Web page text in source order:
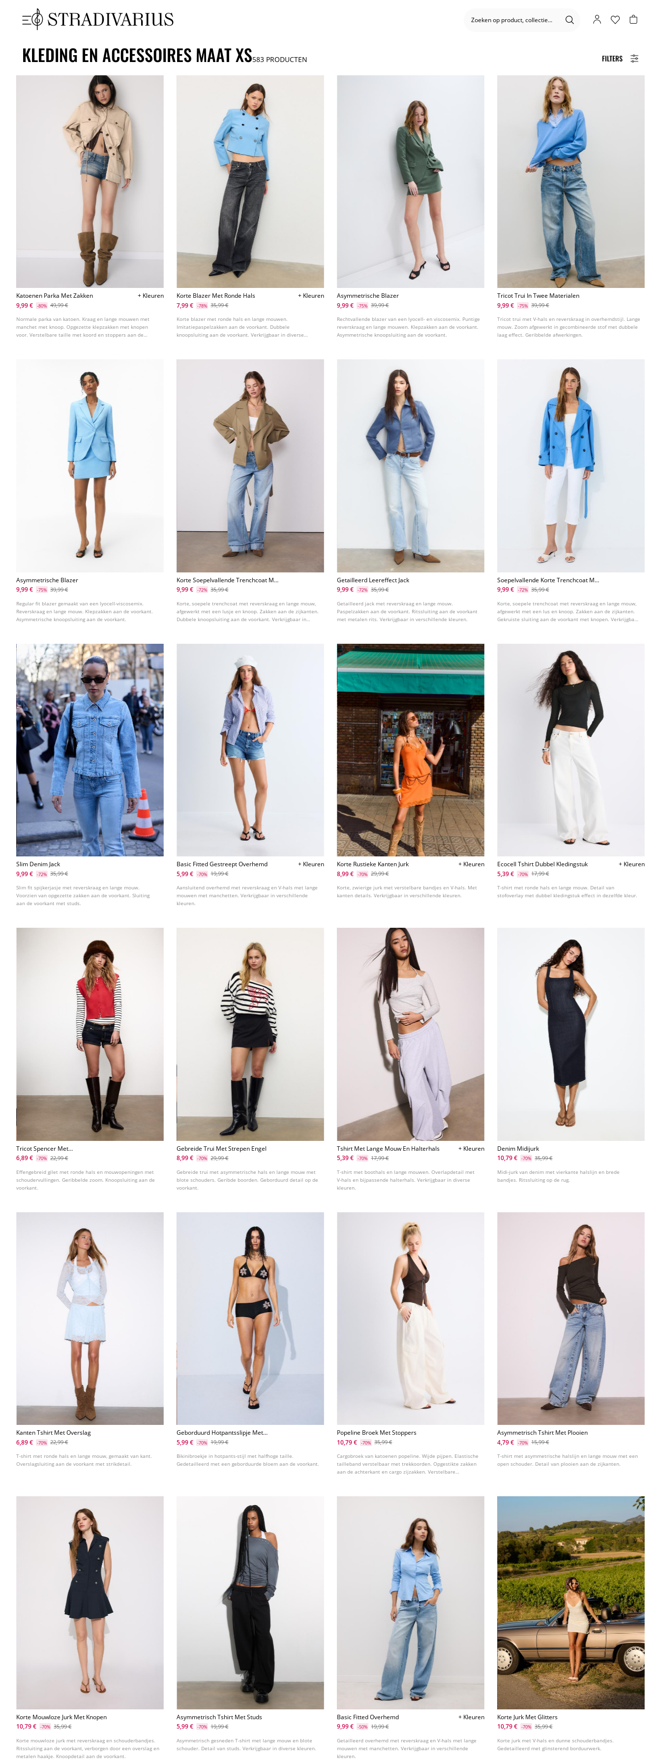
FILTERS
KLEDING EN ACCESSOIRES MAAT XS583 PRODUCTEN
Katoenen Parka Met Zakken
+ Kleuren
9,99 €
-80% 49,99 €
Normale parka van katoen. Kraag en lange mouwen met
manchet met knoop. Opgezette klepzakken met knopen
voor. Verstelbare taille met koord en stoppers aan de
Korte Blazer Met Ronde Hals
+ Kleuren
7,99 €
-78% 35,99 €
Korte blazer met ronde hals en lange mouwen.
Imitatiepaspelzakken aan de voorkant. Dubbele
knoopsluiting aan de voorkant. Verkrijgbaar in diverse
Asymmetrische Blazer
9,99 €
-75% 39,99 €
Rechtvallende blazer van een lyocell- en viscosemix. Puntige
reverskraag en lange mouwen. Klepzakken aan de voorkant.
Asymmetrische knoopsluiting aan de voorkant.
Tricot Trui In Twee Materialen
9,99 €
-75% 39,99 €
Tricot trui met V-hals en reverskraag in overhemdstijl. Lange
mouw. Zoom afgewerkt in gecombineerde stof met dubbele
laag effect. Geribbelde afwerkingen.
Asymmetrische Blazer
9,99 €
-75% 39,99 €
Regular fit blazer gemaakt van een lyocell-viscosemix.
Reverskraag en lange mouw. Klepzakken aan de voorkant.
Asymmetrische knoopsluiting aan de voorkant.
Korte Soepelvallende Trenchcoat Met
Ceintuur
9,99 € -72% 35,99 €
Korte, soepele trenchcoat met reverskraag en lange mouw,
afgewerkt met een lusje en knoop. Zakken aan de zijkanten.
Dubbele knoopsluiting aan de voorkant. Verkrijgbaar in
Getailleerd Leereffect Jack
9,99 €
-72% 35,99 €
Getailleerd jack met reverskraag en lange mouw.
Paspelzakken aan de voorkant. Ritssluiting aan de voorkant
met metalen rits. Verkrijgbaar in verschillende kleuren.
Soepelvallende Korte Trenchcoat Met
Ceintuur
9,99 € -72% 35,99 €
Korte, soepele trenchcoat met reverskraag en lange mouw,
afgewerkt met een lus en knoop. Zakken aan de zijkanten.
Gekruiste sluiting aan de voorkant met knopen. Verkrijgbaar
Slim Denim Jack
9,99 €
-72% 35,99 €
Slim fit spijkerjasje met reverskraag en lange mouw.
Voorzien van opgezette zakken aan de voorkant. Sluiting
aan de voorkant met studs.
Basic Fitted Gestreept Overhemd
+ Kleuren
5,99 €
-70% 19,99 €
Aansluitend overhemd met reverskraag en V-hals met lange
mouwen met manchetten. Verkrijgbaar in verschillende
kleuren.
Korte Rustieke Kanten Jurk
+ Kleuren
8,99 €
-70% 29,99 €
Korte, zwierige jurk met verstelbare bandjes en V-hals. Met
kanten details. Verkrijgbaar in verschillende kleuren.
Ecocell Tshirt Dubbel Kledingstuk
+ Kleuren
5,39 €
-70% 17,99 €
T-shirt met ronde hals en lange mouw. Detail van
stofoverlay met dubbel kledingstuk effect in dezelfde kleur.
Tricot Spencer Met
Schoudervullingen
6,89 € -70% 22,99 €
Effengebreid gilet met ronde hals en mouwopeningen met
schoudervullingen. Geribbelde zoom. Knoopsluiting aan de
voorkant.
Gebreide Trui Met Strepen Engel
8,99 €
-70% 29,99 €
Gebreide trui met asymmetrische hals en lange mouw met
blote schouders. Geribde boorden. Geborduurd detail op de
voorkant.
Tshirt Met Lange Mouw En Halterhals
+ Kleuren
5,39 €
-70% 17,99 €
T-shirt met boothals en lange mouwen. Overlapdetail met
V-hals en bijpassende halterhals. Verkrijgbaar in diverse
kleuren.
Denim Midijurk
10,79 €
-70% 35,99 €
Midi-jurk van denim met vierkante halslijn en brede
bandjes. Ritssluiting op de rug.
Kanten Tshirt Met Overslag
6,89 €
-70% 22,99 €
T-shirt met ronde hals en lange mouw, gemaakt van kant.
Overslagsluiting aan de voorkant met strikdetail.
Geborduurd Hotpantsslipje Met
Bloem
5,99 € -70% 19,99 €
Bikinibroekje in hotpants-stijl met halfhoge taille.
Gedetailleerd met een geborduurde bloem aan de voorkant.
Popeline Broek Met Stoppers
10,79 €
-70% 35,99 €
Cargobroek van katoenen popeline. Wijde pijpen. Elastische
tailleband verstelbaar met trekkoorden. Opgestikte zakken
aan de achterkant en cargo zijzakken. Verstelbare
Asymmetrisch Tshirt Met Plooien
4,79 €
-70% 15,99 €
T-shirt met asymmetrische halslijn en lange mouw met een
open schouder. Detail van plooien aan de zijkanten.
Korte Mouwloze Jurk Met Knopen
10,79 €
-70% 35,99 €
Korte mouwloze jurk met reverskraag en schouderbandjes.
Ritssluiting aan de voorkant, verborgen door een overslag en
metalen haakje. Knoopdetail aan de voorkant.
Asymmetrisch Tshirt Met Studs
5,99 €
-70% 19,99 €
Asymmetrisch gesneden T-shirt met lange mouw en blote
schouder. Detail van studs. Verkrijgbaar in diverse kleuren.
Basic Fitted Overhemd
+ Kleuren
9,99 €
-50% 19,99 €
Getailleerd overhemd met reverskraag en V-hals met lange
mouwen met manchetten. Verkrijgbaar in verschillende
kleuren.
Korte Jurk Met Glitters
10,79 €
-70% 35,99 €
Korte jurk met V-hals en dunne schouderbandjes.
Gedetailleerd met glinsterend borduurwerk.